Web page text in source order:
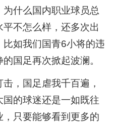
什么国内职业球员总
不怎么样，还多次出
如我们国青6小将的违
国足再次掀起波澜。
，国足虐我千百遍，
的球迷还是一如既往
只要能够看到更多的